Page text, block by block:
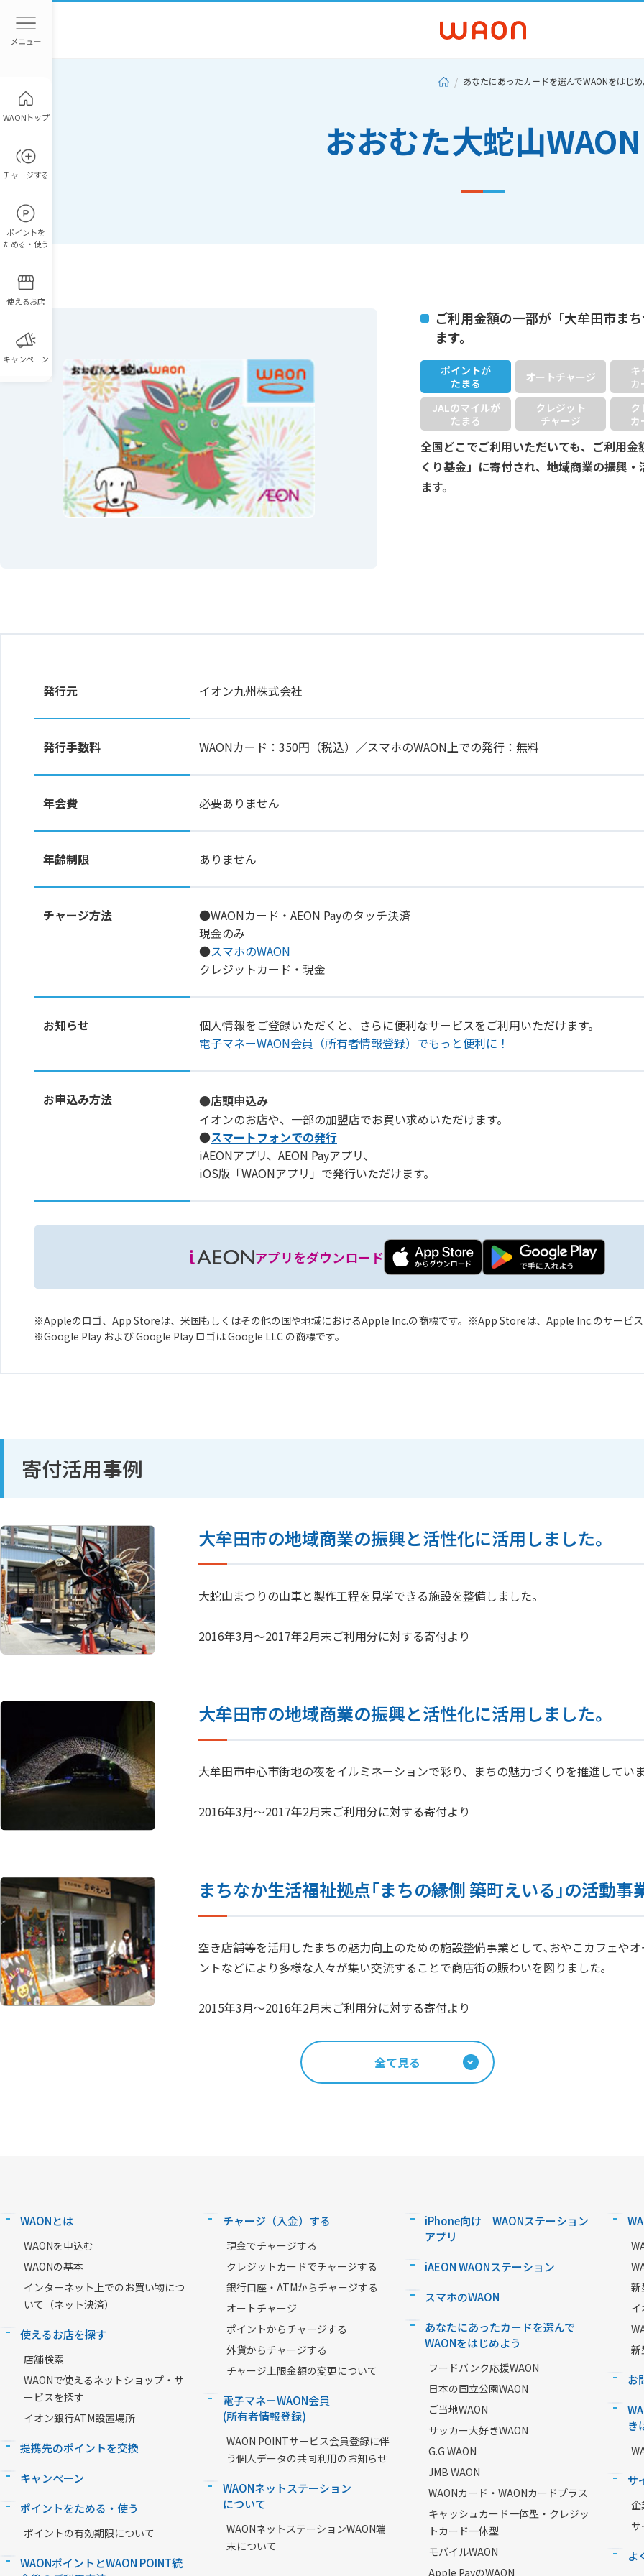
WAONトップ
チャージする
ポイントを
ためる・使う
使えるお店
キャンペーン
あなたにあったカードを選んでWAONをはじめ
おおむた大蛇山WAON
ご利用金額の一部が「大牟田市ま
ます。
ポイントが
たまる
オートチャージ
キ
カ
JALのマイルが
たまる
クレジット
チャージ
ク
カ
全国どこでご利用いただいても、ご利用
くり基金」に寄付され、地域商業の振興
ます。
発行元 イオン九州株式会社
発行手数料 WAONカード：350円（税込）／スマホのWAON上での発行：無料
年会費 必要ありません
年齢制限 ありません
チャージ方法
●WAONカード・AEON Payのタッチ決済
現金のみ
●スマホのWAON
クレジットカード・現金
お知らせ
個人情報をご登録いただくと、さらに便利なサービスをご利用いただけます。
電子マネーWAON会員（所有者情報登録）でもっと便利に！
お申込み方法
●店頭申込み
イオンのお店や、一部の加盟店でお買い求めいただけます。
●スマートフォンでの発行
iAEONアプリ、AEON Payアプリ、
iOS版「WAONアプリ」で発行いただけます。
アプリをダウンロード
Appleのロゴ、App Storeは、米国もしくはその他の国や地域におけるApple Inc.の商標です。
App Storeは、Apple Inc.のサービス
Google Play および Google Play ロゴは Google LLC の商標です。
寄付活用事例
大牟田市の地域商業の振興と活性化に活用しました。
大蛇山まつりの山車と製作工程を見学できる施設を整備しました。
2016年3月～2017年2月末ご利用分に対する寄付より
大牟田市の地域商業の振興と活性化に活用しました。
大牟田市中心市街地の夜をイルミネーションで彩り、まちの魅力づくりを推進していま
2016年3月～2017年2月末ご利用分に対する寄付より
まちなか生活福祉拠点｢まちの縁側 築町えいる｣の活動事
空き店舗等を活用したまちの魅力向上のための施設整備事業として､おやこカフェや
ントなどにより多様な人々が集い交流することで商店街の賑わいを図りました｡
2015年3月～2016年2月末ご利用分に対する寄付より
全て見る
WAONとは
WAONを申込む
WAONの基本
インターネット上でのお買い物につ
いて（ネット決済）
使えるお店を探す
店舗検索
WAONで使えるネットショップ・サ
ービスを探す
イオン銀行ATM設置場所
提携先のポイントを交換
キャンペーン
ポイントをためる・使う
ポイントの有効期限について
WAONポイントとWAON POINT統
チャージ（入金）する
現金でチャージする
クレジットカードでチャージする
銀行口座・ATMからチャージする
オートチャージ
ポイントからチャージする
外貨からチャージする
チャージ上限金額の変更について
電子マネーWAON会員
(所有者情報登録)
WAON POINTサービス会員登録に伴
う個人データの共同利用のお知らせ
WAONネットステーション
について
WAONネットステーションWAON端
末について
iPhone向け WAONステーション
アプリ
iAEON WAONステーション
スマホのWAON
あなたにあったカードを選んで
WAONをはじめよう
フードバンク応援WAON
日本の国立公園WAON
ご当地WAON
サッカー大好きWAON
G.G WAON
JMB WAON
WAONカード・WAONカードプラス
キャッシュカード一体型・クレジッ
トカード一体型
モバイルWAON
Apple PayのWAON
新
イ
新
お
き
サ
企
よ